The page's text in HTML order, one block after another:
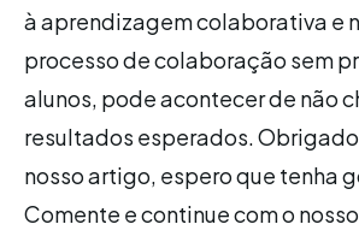
à aprendizagem colaborativa e
processo de colaboração sem
alunos, pode acontecer de não
resultados esperados.
nosso artigo, espero que tenha
Comente e continue com o